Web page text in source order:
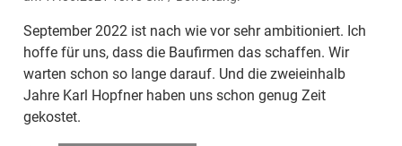
September 2022 ist nach wie vor sehr ambitioniert. Ich
hoffe für uns, dass die Baufirmen das schaffen. Wir
warten schon so lange darauf. Und die zweieinhalb
Jahre Karl Hopfner haben uns schon genug Zeit
gekostet.